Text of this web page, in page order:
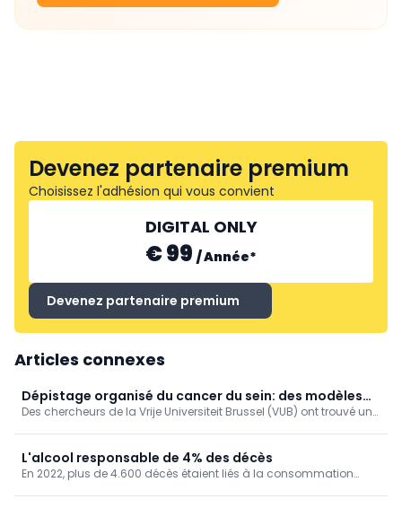
Devenez partenaire premium
Choisissez l'adhésion qui vous convient
DIGITAL ONLY
€ 99 /Année*
Devenez partenaire premium
Articles connexes
Dépistage organisé du cancer du sein: des modèles
de simulation encore plus fiables (VUB)
Des chercheurs de la Vrije Universiteit Brussel (VUB) ont trouvé un
L'alcool responsable de 4% des décès
En 2022, plus de 4.600 décès étaient liés à la consommation